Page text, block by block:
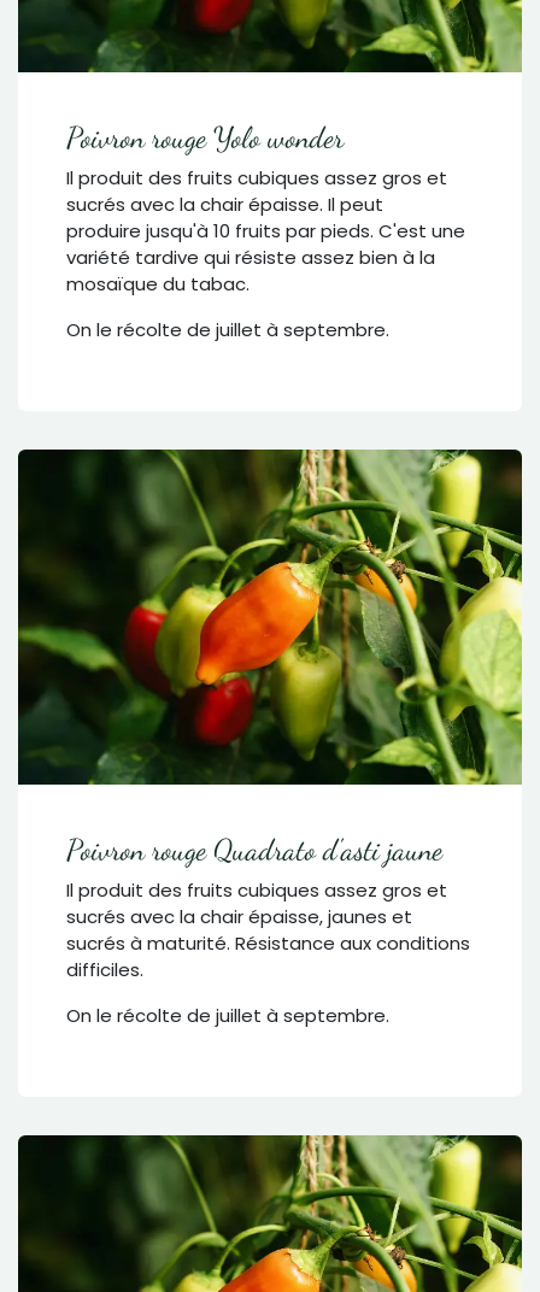
Poivron rouge Yolo wonder
Il produit des fruits cubiques assez gros et
sucrés avec la chair épaisse. Il peut
produire jusqu'à 10 fruits par pieds. C'est une
variété tardive qui résiste assez bien à la
mosaïque du tabac.
On le récolte de juillet à septembre.
Poivron rouge Quadrato d'asti jaune
Il produit des fruits cubiques assez gros et
sucrés avec la chair épaisse, jaunes et
sucrés à maturité. Résistance aux conditions
difficiles.
On le récolte de juillet à septembre.